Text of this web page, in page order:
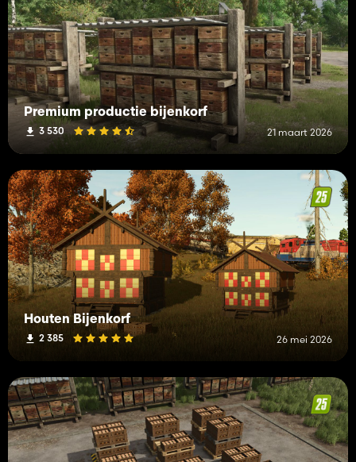
Premium productie bijenkorf
3 530 21 maart 2026
Houten Bijenkorf
2 385 26 mei 2026